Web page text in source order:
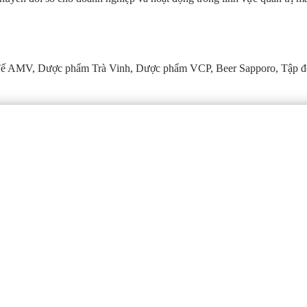
Dược phẩm Trà Vinh, Dược phẩm VCP, Beer Sapporo, Tập